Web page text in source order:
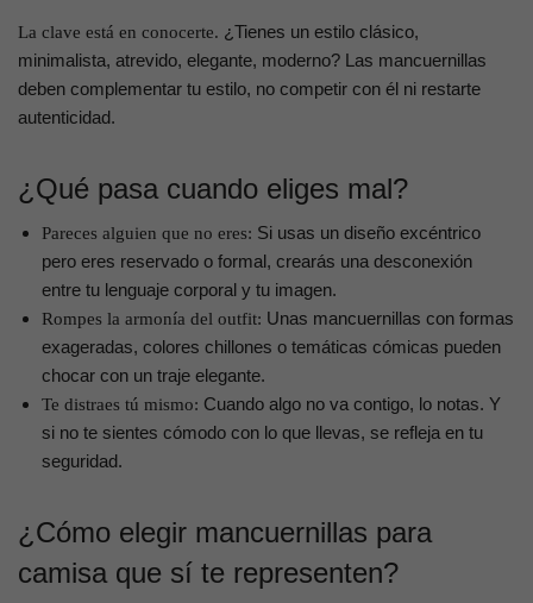
La clave está en conocerte. ¿Tienes un estilo clásico,
minimalista, atrevido, elegante, moderno? Las mancuernillas
deben complementar tu estilo, no competir con él ni restarte
autenticidad.
¿Qué pasa cuando eliges mal?
Pareces alguien que no eres: Si usas un diseño excéntrico
pero eres reservado o formal, crearás una desconexión
entre tu lenguaje corporal y tu imagen.
Rompes la armonía del outfit: Unas mancuernillas con formas
exageradas, colores chillones o temáticas cómicas pueden
chocar con un traje elegante.
Te distraes tú mismo: Cuando algo no va contigo, lo notas. Y
si no te sientes cómodo con lo que llevas, se refleja en tu
seguridad.
¿Cómo elegir mancuernillas para
camisa que sí te representen?